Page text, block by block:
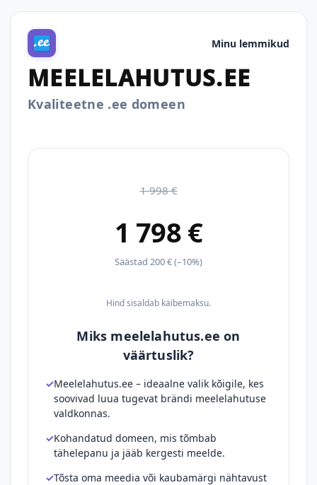
Minu lemmikud
MEELELAHUTUS.EE
Kvaliteetne .ee domeen
1 998 €
1 798 €
Säästad 200 € (–10%)
Hind sisaldab käibemaksu.
Miks meelelahutus.ee on
väärtuslik?
Meelelahutus.ee – ideaalne valik kõigile, kes
soovivad luua tugevat brändi meelelahutuse
valdkonnas.
Kohandatud domeen, mis tõmbab
tähelepanu ja jääb kergesti meelde.
Tõsta oma meedia või kaubamärgi nähtavust